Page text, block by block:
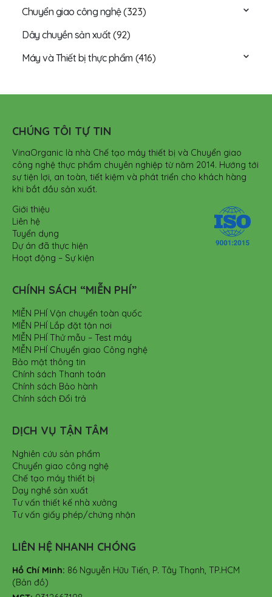
Chuyển giao công nghệ(323)
Dây chuyền sản xuất(92)
Máy và Thiết bị thực phẩm (416)
CHÚNG TÔI TỰ TIN
VinaOrganic là nhà Chế tạo máy thiết bị và Chuyển giao
công nghệ thực phẩm chuyên nghiệp từ năm 2014. Hướng tới
sự tiện lợi, an toàn, tiết kiệm và phát triển cho khách hàng
khi bắt đầu sản xuất.
Giới thiệu
Liên hệ
Tuyển dụng
Dự án đã thực hiện
Hoạt động – Sự kiện
CHÍNH SÁCH “MIỄN PHÍ”
MIỄN PHÍ Vận chuyển toàn quốc
MIỄN PHÍ Lắp đặt tận nơi
MIỄN PHÍ Thử mẫu – Test máy
MIỄN PHÍ Chuyển giao Công nghệ
Bảo mật thông tin
Chính sách Thanh toán
Chính sách Bảo hành
Chính sách Đổi trả
DỊCH VỤ TẬN TÂM
Nghiên cứu sản phẩm
Chuyển giao công nghệ
Chế tạo máy thiết bị
Dạy nghề sản xuất
Tư vấn thiết kế nhà xưởng
Tư vấn giấy phép/chứng nhận
LIÊN HỆ NHANH CHÓNG
Hồ Chí Minh: 86 Nguyễn Hữu Tiến, P. Tây Thạnh, TP.HCM
(Bản đồ)